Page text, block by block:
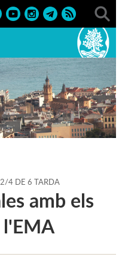
> Activitats musicals
2/4 DE 6 TARDA
amb els